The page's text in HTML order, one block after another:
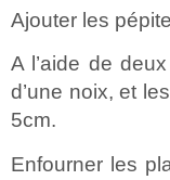
Ajouter les
A l’aide de
d’une noix, et
5cm.
Enfourner les